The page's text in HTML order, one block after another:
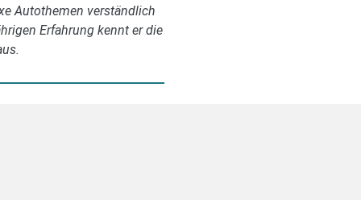
Autothemen verständlich
Erfahrung kennt er die